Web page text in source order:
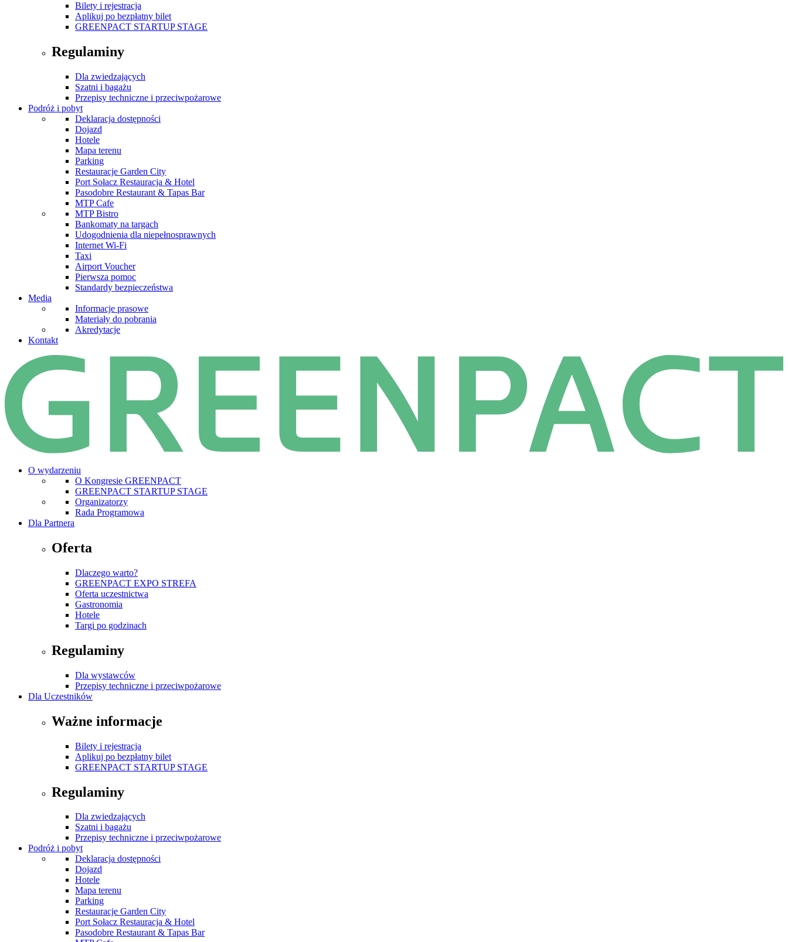
Bilety i rejestracja
Aplikuj po bezpłatny bilet
GREENPACT STARTUP STAGE
Regulaminy
Dla zwiedzających
Szatni i bagażu
Przepisy techniczne i przeciwpożarowe
Podróż i pobyt
Deklaracja dostępności
Dojazd
Hotele
Mapa terenu
Parking
Restauracje Garden City
Port Sołacz Restauracja & Hotel
Pasodobre Restaurant & Tapas Bar
MTP Cafe
MTP Bistro
Bankomaty na targach
Udogodnienia dla niepełnosprawnych
Internet Wi-Fi
Taxi
Airport Voucher
Pierwsza pomoc
Standardy bezpieczeństwa
Media
Informacje prasowe
Materiały do pobrania
Akredytacje
Kontakt
O wydarzeniu
O Kongresie GREENPACT
GREENPACT STARTUP STAGE
Organizatorzy
Rada Programowa
Dla Partnera
Oferta
Dlaczego warto?
GREENPACT EXPO STREFA
Oferta uczestnictwa
Gastronomia
Hotele
Targi po godzinach
Regulaminy
Dla wystawców
Przepisy techniczne i przeciwpożarowe
Dla Uczestników
Ważne informacje
Bilety i rejestracja
Aplikuj po bezpłatny bilet
GREENPACT STARTUP STAGE
Regulaminy
Dla zwiedzających
Szatni i bagażu
Przepisy techniczne i przeciwpożarowe
Podróż i pobyt
Deklaracja dostępności
Dojazd
Hotele
Mapa terenu
Parking
Restauracje Garden City
Port Sołacz Restauracja & Hotel
Pasodobre Restaurant & Tapas Bar